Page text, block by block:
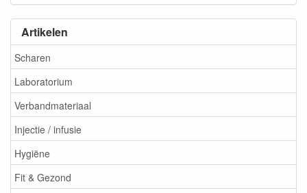
Artikelen
Scharen
Laboratorium
Verbandmateriaal
Injectie / infusie
Hygiëne
Fit & Gezond